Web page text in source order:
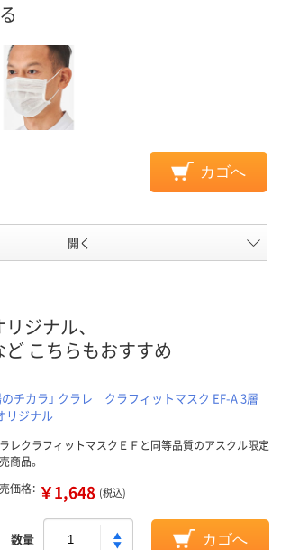
カゴへ
開く
ジナル、
こちらもおすすめ
のチカラ」 クラレ クラフィットマスク EF-A 3層
リジナル
レクラフィットマスクＥＦと同等品質のアスクル限定
商品。
価格： ￥1,648 (税込)
数量 カゴへ